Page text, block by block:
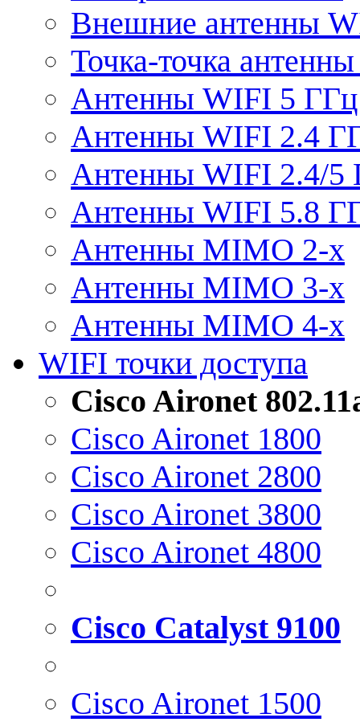
Внешние антенны
Точка-точка
Антенны WIFI 5 ГГц
Антенны WIFI 2.4
Антенны WIFI 2.4/5
Антенны WIFI 5.8
Антенны MIMO 2-x
Антенны MIMO 3-x
Антенны MIMO 4-x
WIFI точки доступа
Cisco Aironet
Cisco Aironet 1800
Cisco Aironet 2800
Cisco Aironet 3800
Cisco Aironet 4800
Cisco Catalyst 9100
Cisco Aironet 1500